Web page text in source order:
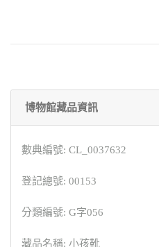
博物館藏品資訊
數典編號: CL_0037632
登記總號: 00153
分類編號: G字056
藏品名稱: 小孩靴